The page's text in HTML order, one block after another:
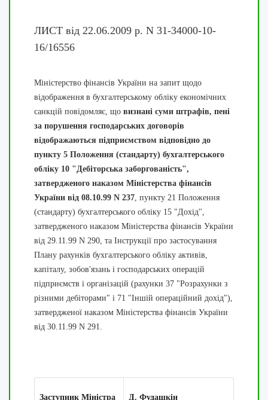
ЛИСТ від 22.06.2009 р. N 31-34000-10-
16/16556
Міністерство фінансів України на запит щодо
відображення в бухгалтерському обліку економічних
санкцій повідомляє, що визнані суми штрафів, пені
за порушення господарських договорів
відображаються підприємством відповідно до
пункту 5 Положення (стандарту) бухгалтерського
обліку 10 "Дебіторська заборгованість",
затвердженого наказом Міністерства фінансів
України від 08.10.99 N 237, пункту 21 Положення
(стандарту) бухгалтерського обліку 15 "Дохід",
затвердженого наказом Міністерства фінансів України
від 29.11.99 N 290, та Інструкції про застосування
Плану рахунків бухгалтерського обліку активів,
капіталу, зобов'язань і господарських операцій
підприємств і організацій (рахунки 37 "Розрахунки з
різними дебіторами" і 71 "Іншій операційний дохід"),
затвердженої наказом Міністерства фінансів України
від 30.11.99 N 291.
Заступник Міністра Д. Фудашкін